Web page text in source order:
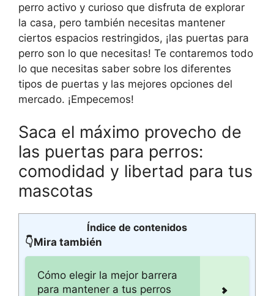
perro activo y curioso que disfruta de explorar
la casa, pero también necesitas mantener
ciertos espacios restringidos, ¡las puertas para
perro son lo que necesitas! Te contaremos todo
lo que necesitas saber sobre los diferentes
tipos de puertas y las mejores opciones del
mercado. ¡Empecemos!
Saca el máximo provecho de
las puertas para perros:
comodidad y libertad para tus
mascotas
Índice de contenidos
👇Mira también
Cómo elegir la mejor barrera
para mantener a tus perros